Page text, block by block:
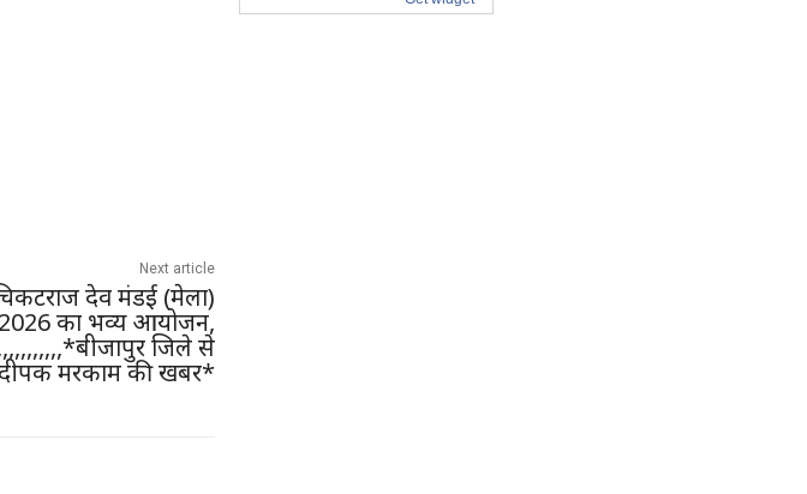
Next article
देव मंडई (मेला)
2026 का भव्य आयोजन,
जिले से
मरकाम की खबर*